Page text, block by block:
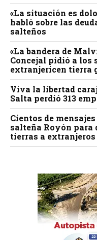
«La situación es
habló sobre las
salteños
«La bandera de
Concejal pidió a los
extranjericen tierra
Viva la libertad
Salta perdió 313
Cientos de
salteña Royón para
tierras a extranjeros